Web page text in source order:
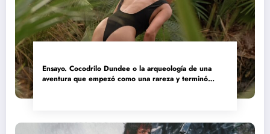
Ensayo. Cocodrilo Dundee o la arqueología de una
aventura que empezó como una rareza y terminó